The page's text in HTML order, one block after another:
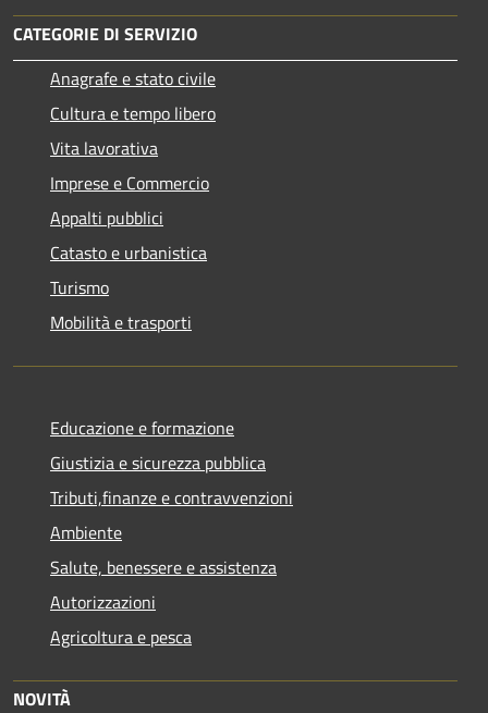
CATEGORIE DI SERVIZIO
Anagrafe e stato civile
Cultura e tempo libero
Vita lavorativa
Imprese e Commercio
Appalti pubblici
Catasto e urbanistica
Turismo
Mobilità e trasporti
Educazione e formazione
Giustizia e sicurezza pubblica
Tributi,finanze e contravvenzioni
Ambiente
Salute, benessere e assistenza
Autorizzazioni
Agricoltura e pesca
NOVITÀ